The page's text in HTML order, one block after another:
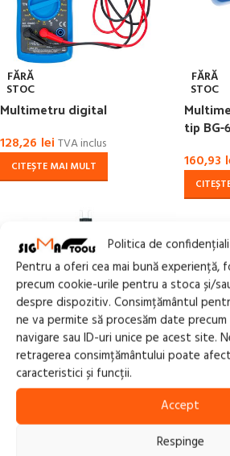
Politica de
Pentru a oferi cea mai bună experiență,
precum cookie-urile pentru a stoca și/
despre dispozitiv. Consimțământul
ne va permite să procesăm date
navigare sau ID-uri unice pe acest site.
retragerea consimțământului poate
caracteristici și funcții.
Accept
Respinge
FĂRĂ
STOC
Multimetru digital
128,26 lei TVA inclus
CITEȘTE MAI MULT
FĂRĂ
STOC
tip BG-
160,93
FĂRĂ
STOC
Ampermetru (tester) digital
pentru sigurante auto, tip
FĂRĂ
STOC
Tester
lichid